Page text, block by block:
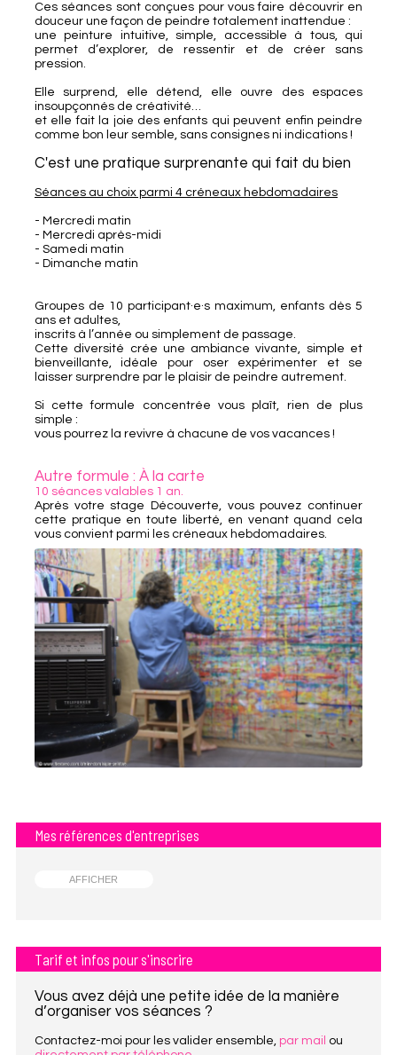
Ces séances sont conçues pour vous faire découvrir en
douceur une façon de peindre totalement inattendue :
une peinture intuitive, simple, accessible à tous, qui
permet d’explorer, de ressentir et de créer sans
pression.
Elle surprend, elle détend, elle ouvre des espaces
insoupçonnés de créativité…
et elle fait la joie des enfants qui peuvent enfin peindre
comme bon leur semble, sans consignes ni indications !
C'est une pratique surprenante qui fait du bien
Séances au choix parmi 4 créneaux hebdomadaires
- Mercredi matin
- Mercredi après-midi
- Samedi matin
- Dimanche matin
Groupes de 10 participant·e·s maximum, enfants dès 5
ans et adultes,
inscrits à l’année ou simplement de passage.
Cette diversité crée une ambiance vivante, simple et
bienveillante, idéale pour oser expérimenter et se
laisser surprendre par le plaisir de peindre autrement.
Si cette formule concentrée vous plaît, rien de plus
simple :
vous pourrez la revivre à chacune de vos vacances !
Autre formule : À la carte
10 séances valables 1 an.
Après votre stage Découverte, vous pouvez continuer
cette pratique en toute liberté, en venant quand cela
vous convient parmi les créneaux hebdomadaires.
Mes références d'entreprises
AFFICHER
Tarif et infos pour s'inscrire
Vous avez déjà une petite idée de la manière
d’organiser vos séances ?
Contactez-moi pour les valider ensemble, par mail ou